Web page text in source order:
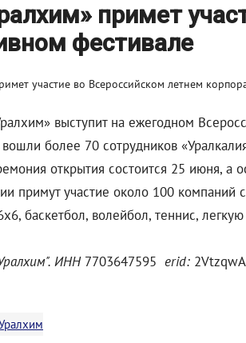
примет
фестивале
выступит на ежегодном
более 70 сотрудников
открытия состоится 25 июня,
примут участие около 100
баскетбол, волейбол, теннис,
ИНН 7703647595 erid: